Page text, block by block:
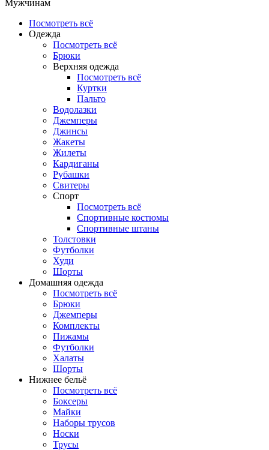
Мужчинам
Посмотреть всё
Одежда
Посмотреть всё
Брюки
Верхняя одежда
Посмотреть всё
Куртки
Пальто
Водолазки
Джемперы
Джинсы
Жакеты
Жилеты
Кардиганы
Рубашки
Свитеры
Спорт
Посмотреть всё
Спортивные костюмы
Спортивные штаны
Толстовки
Футболки
Худи
Шорты
Домашняя одежда
Посмотреть всё
Брюки
Джемперы
Комплекты
Пижамы
Футболки
Халаты
Шорты
Нижнее бельё
Посмотреть всё
Боксеры
Майки
Наборы трусов
Носки
Трусы